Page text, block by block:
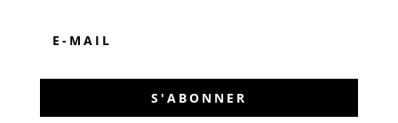
S'ABONNER